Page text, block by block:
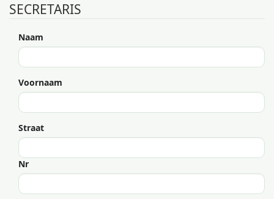
SECRETARIS
Naam
Voornaam
Straat
Nr